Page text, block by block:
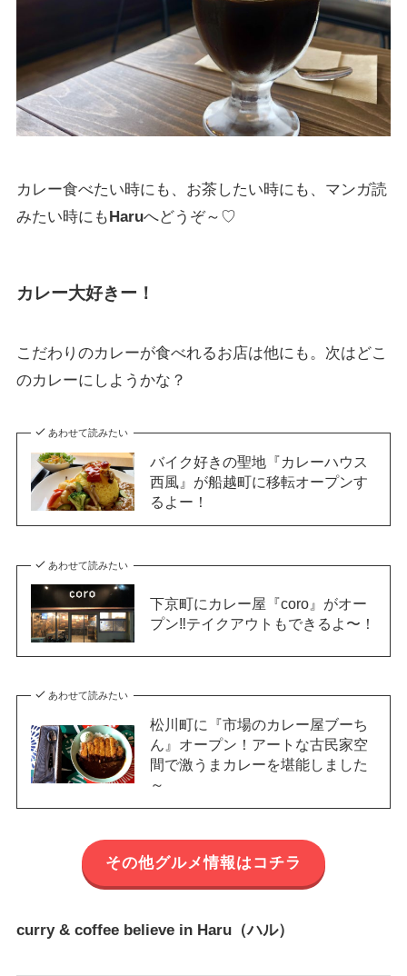
カレー食べたい時にも、お茶したい時にも、マンガ読
みたい時にもHaruへどうぞ～♡
カレー大好きー！
こだわりのカレーが食べれるお店は他にも。次はどこ
のカレーにしようかな？
あわせて読みたい
バイク好きの聖地『カレーハウス
西風』が船越町に移転オープンす
るよー！
あわせて読みたい
下京町にカレー屋『coro』がオー
プン‼︎テイクアウトもできるよ〜！
あわせて読みたい
松川町に『市場のカレー屋ブーち
ん』オープン！アートな古民家空
間で激うまカレーを堪能しました
～
その他グルメ情報はコチラ
curry & coffee believe in Haru（ハル）